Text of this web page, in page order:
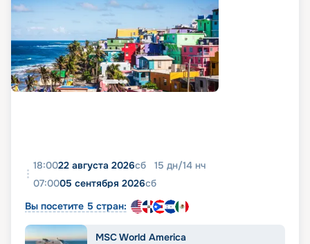
18:0022 августа 2026сб 15 дн/14 нч
07:0005 сентября 2026сб
Вы посетите 5 стран:
MSC World America